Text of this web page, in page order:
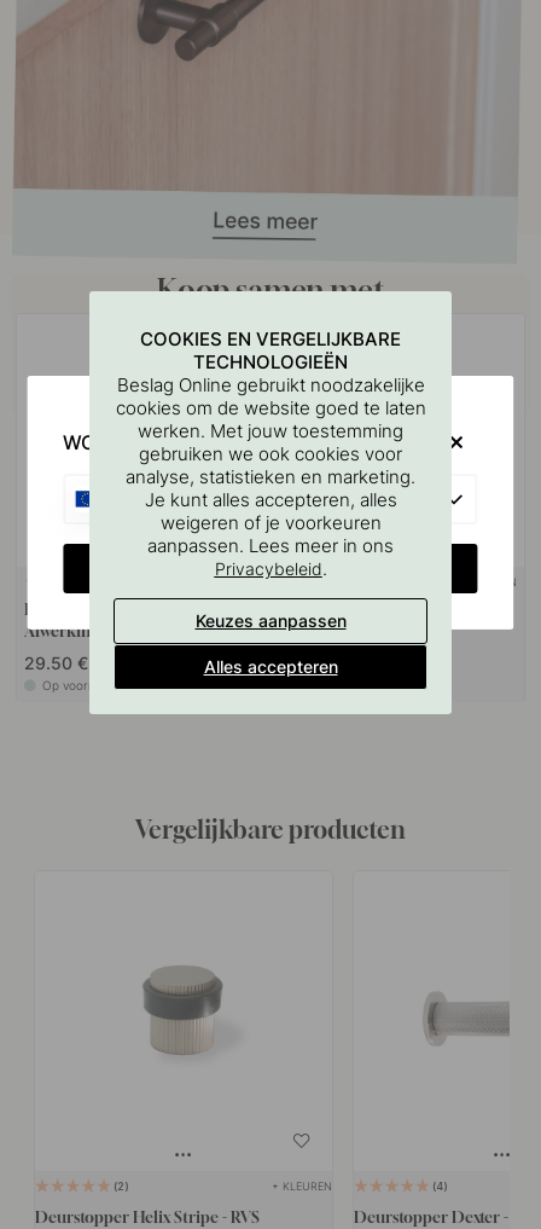
Koop samen met
+ LENGTES
Handgreep Arpa - RVS
Afwerking
29.50 €
Op voorraad
+ KLEUREN
Look
16 €
Vergelijkbare producten
2 + KLEUREN
Deurstopper Helix Stripe - RVS
4
Deurstopper Dexter -
COOKIES EN VERGELIJKBARE
TECHNOLOGIEËN
Beslag Online gebruikt noodzakelijke
cookies om de website goed te laten
werken. Met jouw toestemming
gebruiken we ook cookies voor
analyse, statistieken en marketing.
Je kunt alles accepteren, alles
weigeren of je voorkeuren
aanpassen. Lees meer in ons
Privacybeleid.
Keuzes aanpassen
Alles accepteren
WOULD YOU RATHER VISIT?
CHANGE COUNTRY